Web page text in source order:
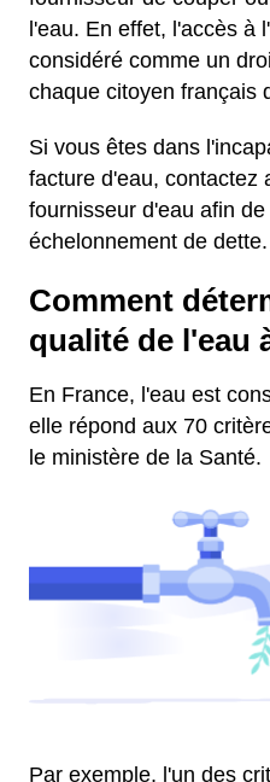
l'eau. En effet, l'accès à
considéré comme un
chaque citoyen français
Si vous êtes dans
facture d'eau, contactez
fournisseur d'eau afin
échelonnement de dette.
Comment
qualité de l'eau
En France, l'eau est
elle répond aux 70
le ministère de la Santé.
Par exemple, l'un des